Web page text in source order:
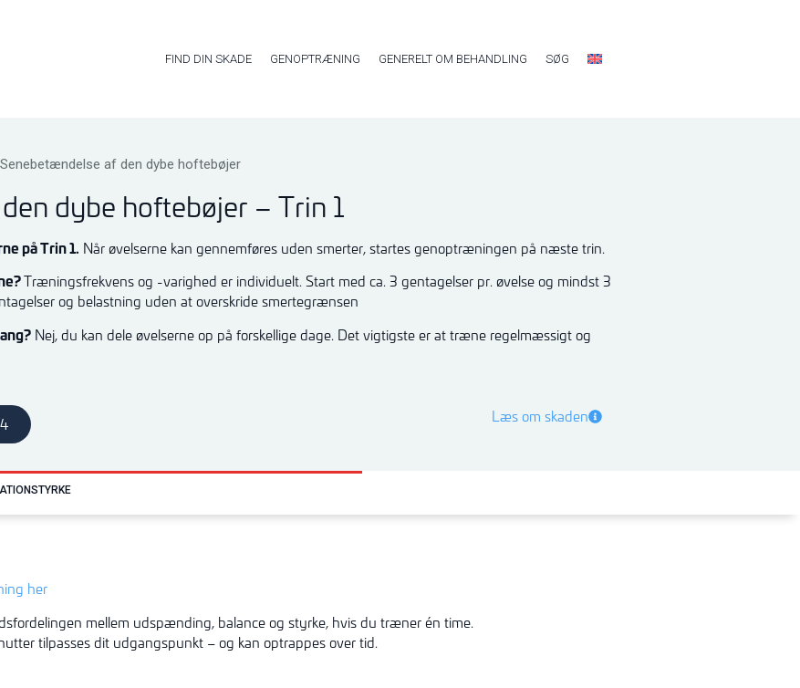
FIND DIN SKADE GENOPTRÆNING GENERELT OM BEHANDLING SØG
Senebetændelse af den dybe hoftebøjer
dybe hoftebøjer – Trin 1
på Trin 1. Når øvelserne kan gennemføres uden smerter, startes genoptræningen på næste trin.
Træningsfrekvens og -varighed er individuelt. Start med ca. 3 gentagelser pr. øvelse og mindst 3
og belastning uden at overskride smertegrænsen
Nej, du kan dele øvelserne op på forskellige dage. Det vigtigste er at træne regelmæssigt og
Læs om skaden
STYRKE
her
mellem udspænding, balance og styrke, hvis du træner én time.
tilpasses dit udgangspunkt – og kan optrappes over tid.